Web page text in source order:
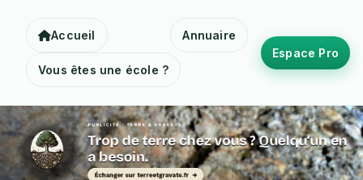
Accueil Annuaire
Vous êtes une école ?
Espace Pro